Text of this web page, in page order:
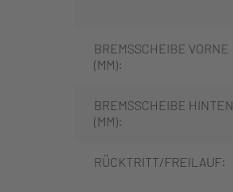
BREMSSCHEIBE VORNE
(MM):
BREMSSCHEIBE HINTEN
(MM):
RÜCKTRITT/FREILAUF: